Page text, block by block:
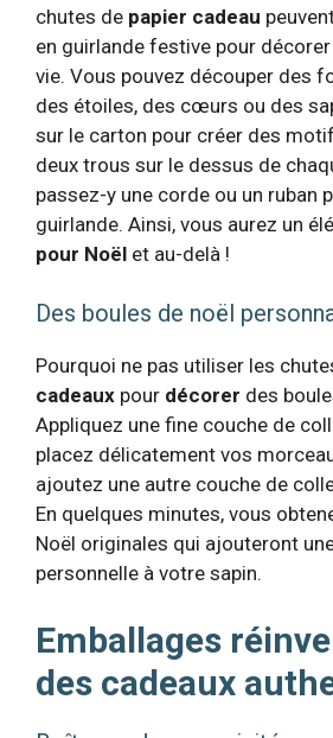
chutes de papier cadeau
en guirlande festive pour
vie. Vous pouvez découper des
des étoiles, des cœurs ou des
sur le carton pour créer des
deux trous sur le dessus de
passez-y une corde ou un ruban
guirlande. Ainsi, vous aurez un
pour Noël et au-delà !
Des boules de noël
Pourquoi ne pas utiliser les
cadeaux pour décorer des
Appliquez une fine couche de
placez délicatement vos
ajoutez une autre couche de
En quelques minutes, vous
Noël originales qui ajouteront
personnelle à votre sapin.
Emballages
des cadeaux